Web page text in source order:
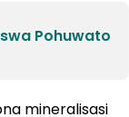
Pohuwato
mineralisasi